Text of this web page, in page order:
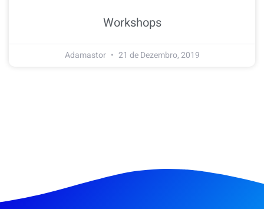
Workshops
Adamastor 21 de Dezembro, 2019